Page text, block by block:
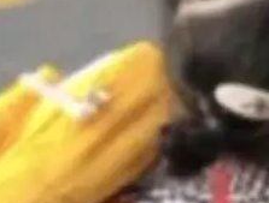
、非零拷贝
底层基
腾讯网平将
性能通信组
中实现了一
Engine），
卓越的技术
有化部署，
来越多企业已
调用公有云模
。但随着 AI
队级、组织
对安全性、
智能
《2025年人工
人工智能在
、行业赋能、
向。深信服
！ 随着各行
代的结
作者之一。